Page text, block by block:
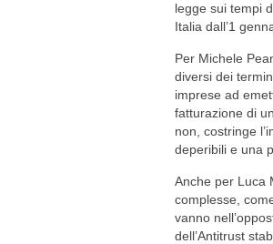
legge sui tempi
Italia dall’1
Per Michele
diversi dei
imprese ad
fatturazione di
non, costringe
deperibili e una
Anche per Luca
complesse,
vanno
dell’Antitrust